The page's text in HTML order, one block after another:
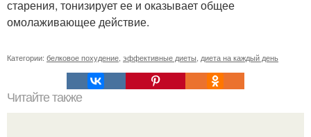
старения, тонизирует ее и оказывает общее
омолаживающее действие.
Категории: белковое похудение эффективные диеты диета на каждый день
Читайте также